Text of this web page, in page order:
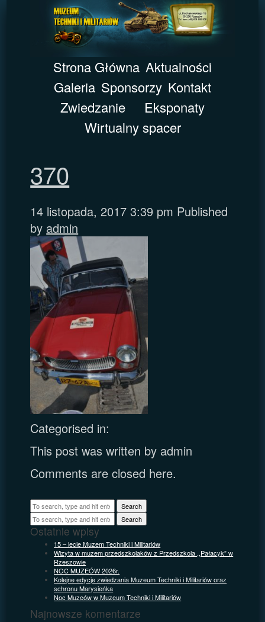
Strona Główna Aktualności
Galeria Sponsorzy Kontakt
Zwiedzanie
Eksponaty
Wirtualny spacer
370
14 listopada, 2017 3:39 pm Published
by admin
Categorised in:
This post was written by admin
Comments are closed here.
Search
Search
Ostatnie wpisy
15 – lecie Muzem Techniki i Militariów
Wizyta w muzem przedszkolaków z Przedszkola ,,Pałacyk” w
Rzeszowie
NOC MUZEÓW 2026r.
Kolejne edycje zwiedzania Muzeum Techniki i Militariów oraz
schronu Marysieńka
Noc Muzeów w Muzeum Techniki i Militariów
Najnowsze komentarze